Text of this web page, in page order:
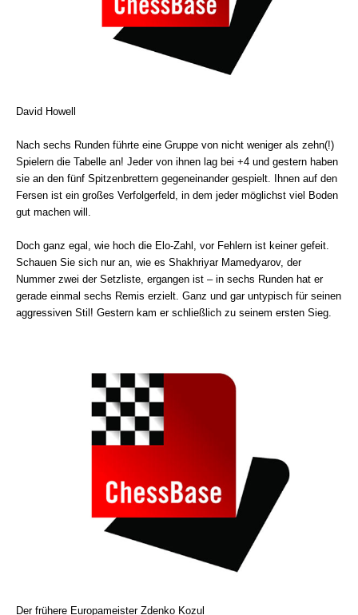
David Howell
Nach sechs Runden führte eine Gruppe von nicht weniger als zehn(!)
Spielern die Tabelle an! Jeder von ihnen lag bei +4 und gestern haben
sie an den fünf Spitzenbrettern gegeneinander gespielt. Ihnen auf den
Fersen ist ein großes Verfolgerfeld, in dem jeder möglichst viel Boden
gut machen will.
Doch ganz egal, wie hoch die Elo-Zahl, vor Fehlern ist keiner gefeit.
Schauen Sie sich nur an, wie es Shakhriyar Mamedyarov, der
Nummer zwei der Setzliste, ergangen ist – in sechs Runden hat er
gerade einmal sechs Remis erzielt. Ganz und gar untypisch für seinen
aggressiven Stil! Gestern kam er schließlich zu seinem ersten Sieg.
Der frühere Europameister Zdenko Kozul